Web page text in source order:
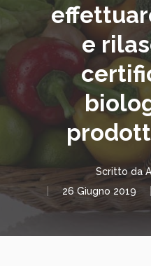
e
Scritto da
26 Giugno 2019